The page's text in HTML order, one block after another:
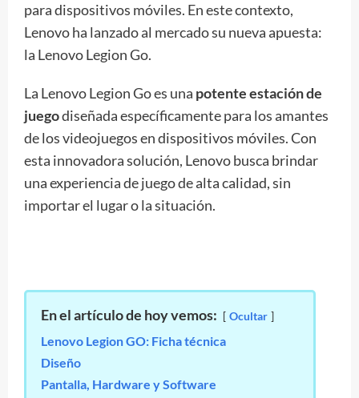
para dispositivos móviles. En este contexto,
Lenovo ha lanzado al mercado su nueva apuesta:
la Lenovo Legion Go.
La Lenovo Legion Go es una potente estación de
juegodiseñada específicamente para los amantes
de los videojuegos en dispositivos móviles. Con
esta innovadora solución, Lenovo busca brindar
una experiencia de juego de alta calidad, sin
importar el lugar o la situación.
En el artículo de hoy vemos: Ocultar
Lenovo Legion GO: Ficha técnica
Diseño
Pantalla, Hardware y Software